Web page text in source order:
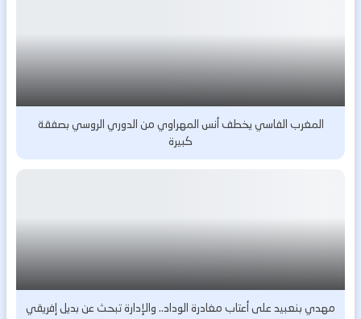
المغرب الفاسي يخطف أنس المهراوي من الدوري الروسي بصفقة
كبيرة
مهدي بنعبيد على أعتاب مغادرة الوداد.. والإدارة تبحث عن بديل إفريقي